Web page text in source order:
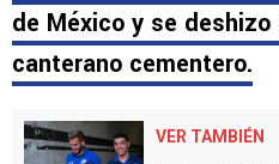
de México y se
canterano cementero.
VER TAMBIÉN